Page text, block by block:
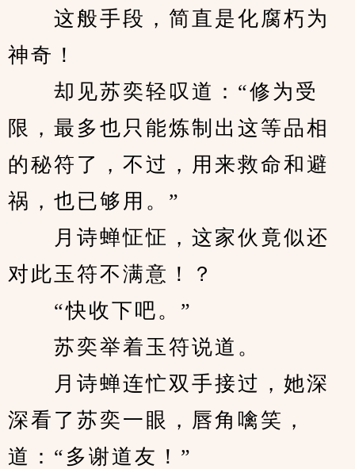
这般手段，简直是化腐朽为
神奇！
却见苏奕轻叹道：“修为受
限，最多也只能炼制出这等品相
的秘符了，不过，用来救命和避
祸，也已够用。”
月诗蝉怔怔，这家伙竟似还
对此玉符不满意！？
“快收下吧。”
苏奕举着玉符说道。
月诗蝉连忙双手接过，她深
深看了苏奕一眼，唇角噙笑，
道：“多谢道友！”